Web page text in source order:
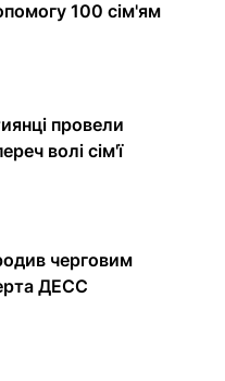
100 сім'ям
провели
волі сім'ї
черговим
ДЕСС